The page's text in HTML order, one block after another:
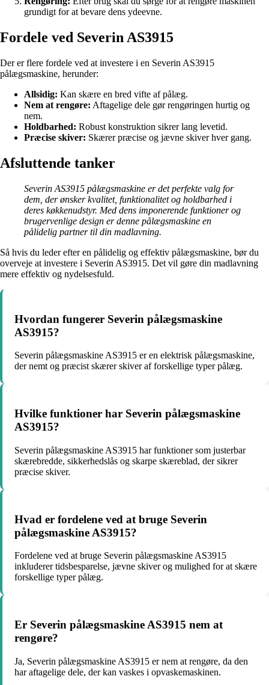
grundigt for at bevare dens ydeevne.
Fordele ved Severin AS3915
Der er flere fordele ved at investere i en Severin AS3915
pålægsmaskine, herunder:
Allsidig: Kan skære en bred vifte af pålæg.
Nem at rengøre: Aftagelige dele gør rengøringen hurtig og
nem.
Holdbarhed: Robust konstruktion sikrer lang levetid.
Præcise skiver: Skærer præcise og jævne skiver hver gang.
Afsluttende tanker
Severin AS3915 pålægsmaskine er det perfekte valg for
dem, der ønsker kvalitet, funktionalitet og holdbarhed i
deres køkkenudstyr. Med dens imponerende funktioner og
brugervenlige design er denne pålægsmaskine en
pålidelig partner til din madlavning.
Så hvis du leder efter en pålidelig og effektiv pålægsmaskine, bør du
overveje at investere i Severin AS3915. Det vil gøre din madlavning
mere effektiv og nydelsesfuld.
Hvordan fungerer Severin pålægsmaskine
AS3915?
Severin pålægsmaskine AS3915 er en elektrisk pålægsmaskine,
der nemt og præcist skærer skiver af forskellige typer pålæg.
Hvilke funktioner har Severin pålægsmaskine
AS3915?
Severin pålægsmaskine AS3915 har funktioner som justerbar
skærebredde, sikkerhedslås og skarpe skæreblad, der sikrer
præcise skiver.
Hvad er fordelene ved at bruge Severin
pålægsmaskine AS3915?
Fordelene ved at bruge Severin pålægsmaskine AS3915
inkluderer tidsbesparelse, jævne skiver og mulighed for at skære
forskellige typer pålæg.
Er Severin pålægsmaskine AS3915 nem at
rengøre?
Ja, Severin pålægsmaskine AS3915 er nem at rengøre, da den
har aftagelige dele, der kan vaskes i opvaskemaskinen.